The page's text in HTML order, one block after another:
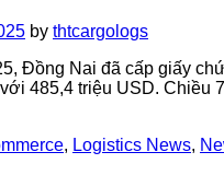
by thtcargologs
Đồng Nai đã cấp giấy
485,4 triệu USD. Chiều
, Logistics News,